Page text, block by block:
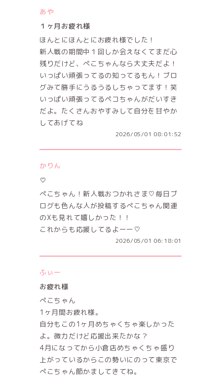
あや
１ヶ月お疲れ様
ほんとにほんとにお疲れ様でした！
新人戦の期間中１回しか会えなくてまだ心
残りだけど、ぺこちゃんなら大丈夫だよ！
いっぱい頑張ってるの知ってるもん！ブロ
グみて勝手にうるうるしちゃってます！笑
いっぱい頑張ってるペコちゃんがだいすき
だよ。たくさんおやすみして自分を甘やか
してあげてね
2026/05/01 08:01:52
かりん
♡
ぺこちゃん！新人戦おつかれさま♡毎日ブ
ログも色んな人が投稿するぺこちゃん関連
のXも見れて嬉しかった！！
これからも応援してるよーー♡
2026/05/01 06:18:01
ふぃー
お疲れ様
ぺこちゃん
1ヶ月間お疲れ様。
自分もこの1ヶ月めちゃくちゃ楽しかった
よ。微力だけど応援出来たかな？
4月になってから小倉店めちゃくちゃ盛り
上がっているからこの勢いにのって東京で
ぺこちゃん節かましてきてね。